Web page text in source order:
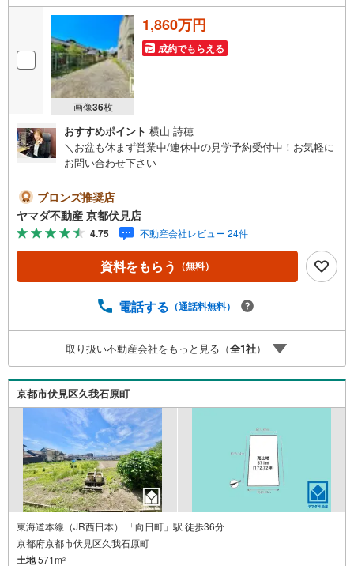
画像36枚
1,860万円
成約でもらえる
おすすめポイント 横山 詩穂
＼お盆も休まず営業中/連休中の見学予約受付中！お気軽に
お問い合わせ下さい
ブロンズ推奨店
ヤマダ不動産 京都伏見店
4.75 不動産会社レビュー 24件
資料をもらう （無料）
電話する （通話料無料）
取り扱い不動産会社をもっと見る（全1社）
京都市伏見区久我石原町
東海道本線（JR西日本） 「向日町」駅 徒歩36分
京都府京都市伏見区久我石原町
土地571m2